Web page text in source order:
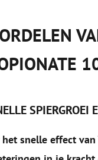
SPIERGROEI
snelle effect